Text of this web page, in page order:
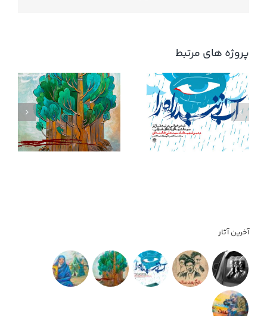
پروژه های مرتبط
آب زنید راه را
آخرین آثار